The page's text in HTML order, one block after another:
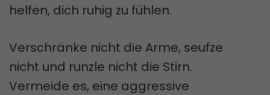
helfen, dich ruhig zu fühlen.
Verschränke nicht die Arme, seufze
nicht und runzle nicht die Stirn.
Vermeide es, eine aggressive